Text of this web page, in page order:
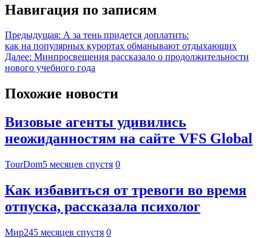
Навигация по записям
Предыдущая: А за тень придется доплатить:
как на популярных курортах обманывают отдыхающих
Далее: Минпросвещения рассказало о продолжительности
нового учебного года
Похожие новости
Визовые агенты удивились
неожиданностям на сайте VFS Global
TourDom5 месяцев спустя 0
Как избавиться от тревоги во время
отпуска, рассказала психолог
Мир245 месяцев спустя 0